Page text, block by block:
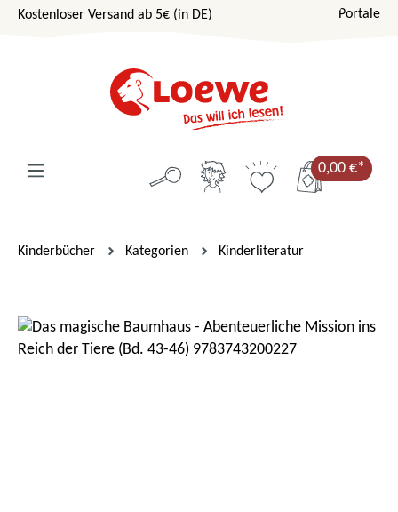
Zum Hauptinhalt springen
Kostenloser Versand ab 5€ (in DE) Portale
0,00 €*
Kinderbücher Kategorien Kinderliteratur
Bildergalerie überspringen